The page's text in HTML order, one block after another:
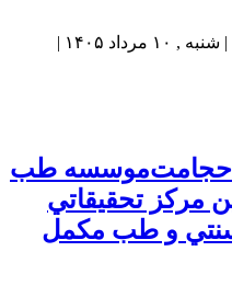
موسسه طب
مركز تحقيقاتي
و طب مكمل